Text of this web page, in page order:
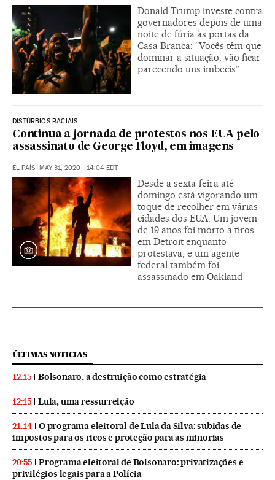
Donald Trump investe contra
governadores depois de uma
noite de fúria às portas da
Casa Branca: “Vocês têm que
dominar a situação, vão ficar
parecendo uns imbecis”
DISTÚRBIOS RACIAIS
Continua a jornada de protestos nos EUA pelo
assassinato de George Floyd, em imagens
EL PAÍS | MAY 31, 2020 - 14:04 EDT
Desde a sexta-feira até
domingo está vigorando um
toque de recolher em várias
cidades dos EUA. Um jovem
de 19 anos foi morto a tiros
em Detroit enquanto
protestava, e um agente
federal também foi
assassinado em Oakland
ÚLTIMAS NOTICIAS
12:15 Bolsonaro, a destruição como estratégia
12:15 Lula, uma ressurreição
21:14
O programa eleitoral de Lula da Silva: subidas de
impostos para os ricos e proteção para as minorias
20:55
Programa eleitoral de Bolsonaro: privatizações e
privilégios legais para a Polícia